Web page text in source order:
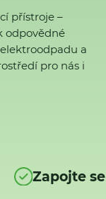
přístroje –
odpovědné
a
pro nás i
Zapojte se